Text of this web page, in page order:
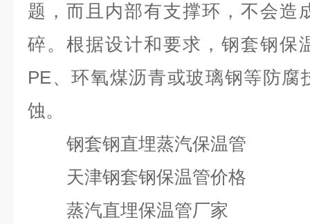
题，而且内部有支撑环，不会造
碎。根据设计和要求，钢套钢保
PE、环氧煤沥青或玻璃钢等防腐
蚀。
钢套钢直埋蒸汽保温管
天津钢套钢保温管价格
蒸汽直埋保温管厂家